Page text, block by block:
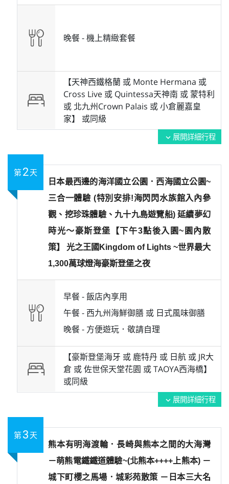
晚餐 -機上精緻套餐
【天神西鐵格蘭 或 Monte Hermana 或
Cross Live 或 Quintessa天神南 或 蒙特利
或 北九州Crown Palais 或 小倉麗嘉皇
家】 或同級
expand_more 展開詳細行程
第2天
日本最西邊的海洋國立公園．西海國立公園~
三合一體驗 (特別安排!海閃閃水族館入內參
觀、挖珍珠體驗、九十九島遊覽船) 延續夢幻
時光～豪斯登堡【下午3點後入園~園內散
策】 光之王國Kingdom of Lights ~世界最大
1,300萬球燈海豪斯登堡之夜
早餐 -飯店內享用
午餐 - 西九州海鮮御膳 或 日式風味御膳
晚餐 - 方便遊玩．敬請自理
【豪斯登堡海牙 或 鹿特丹 或 日航 或 JR大
倉 或 佐世保天堂花園 或 TAOYA西海橋】
或同級
expand_more 展開詳細行程
第3 天
熊本有明海渡輪．長崎與熊本之間的大海灣
－萌熊電鐵鐵道體驗~(北熊本++++上熊本) －
城下町櫻之馬場．城彩苑散策 －日本三大名